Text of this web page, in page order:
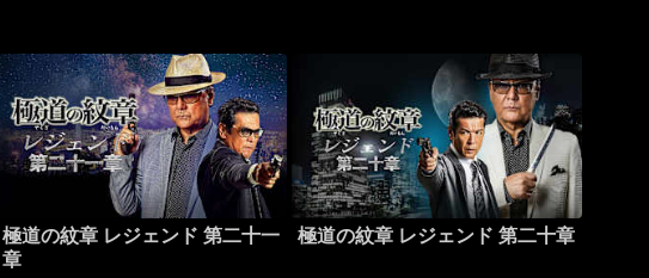
極道の紋章 レジェンド 第二十一
章
極道の紋章 レジェンド 第二十章